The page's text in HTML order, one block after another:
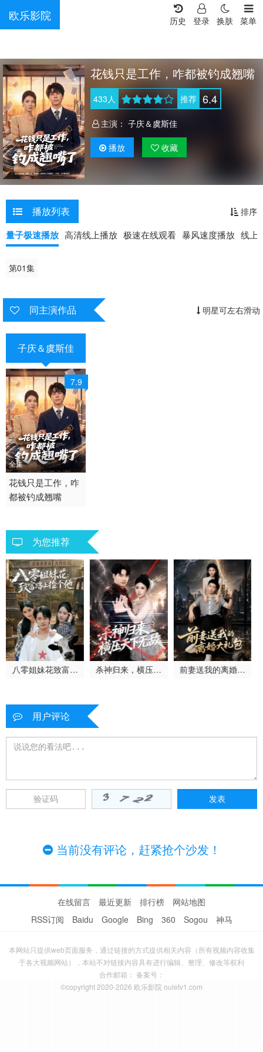
欧乐影院 菜单
换肤
登录
历史
花钱只是工作，咋都被钓成翘嘴
433人 推荐 6.4
主演： 子庆＆虞斯佳
播放 收藏
播放列表 排序
量子极速播放 高清线上播放 极速在线观看 暴风速度播放 线上
第01集
同主演作品 明星可左右滑动
子庆＆虞斯佳
7.9
全集
2026 / 中国大陆 /
短剧 女频恋爱 国产
花钱只是工作，咋
都被钓成翘嘴
为您推荐
八零姐妹花致富路
杀神归来，横压天
前妻送我的离婚大
用户评论
当前没有评论，赶紧抢个沙发！
在线留言 最近更新 排行榜
网站地图
RSS订阅
Baidu Google Bing 360 Sogou 神马
本网站只提供web页面服务，通过链接的方式提供相关内容（所有视频内容收集
于各大视频网站），本站不对链接内容具有进行编辑、整理、修改等权利
合作邮箱： 备案号：
©copyright 2020-2026 欧乐影院 ouletv1.com